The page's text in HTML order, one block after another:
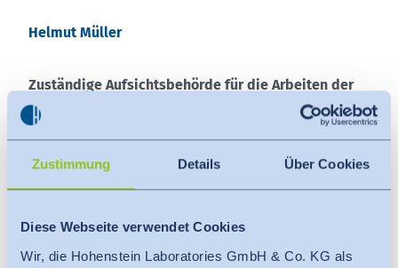
Zustimmung Details Über Cookies
Diese Webseite verwendet Cookies
Wir, die Hohenstein Laboratories GmbH & Co. KG als
Helmut Müller
Zuständige Aufsichtsbehörde für die Arbeiten der
Hohenstein Laboratories GmbH & Co KG mit
Krankheitserregern:
Regierungspräsidium Tübingen
Konrad-Adenauer-Str. 20
DEUTSCHLAND
Telefon:+49 7071 757-0